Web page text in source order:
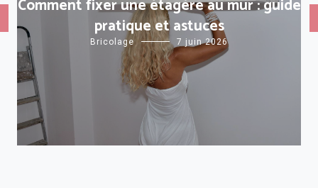
Comment fixer une étagère au mur : guide
pratique et astuces
Bricolage 7 juin 2026